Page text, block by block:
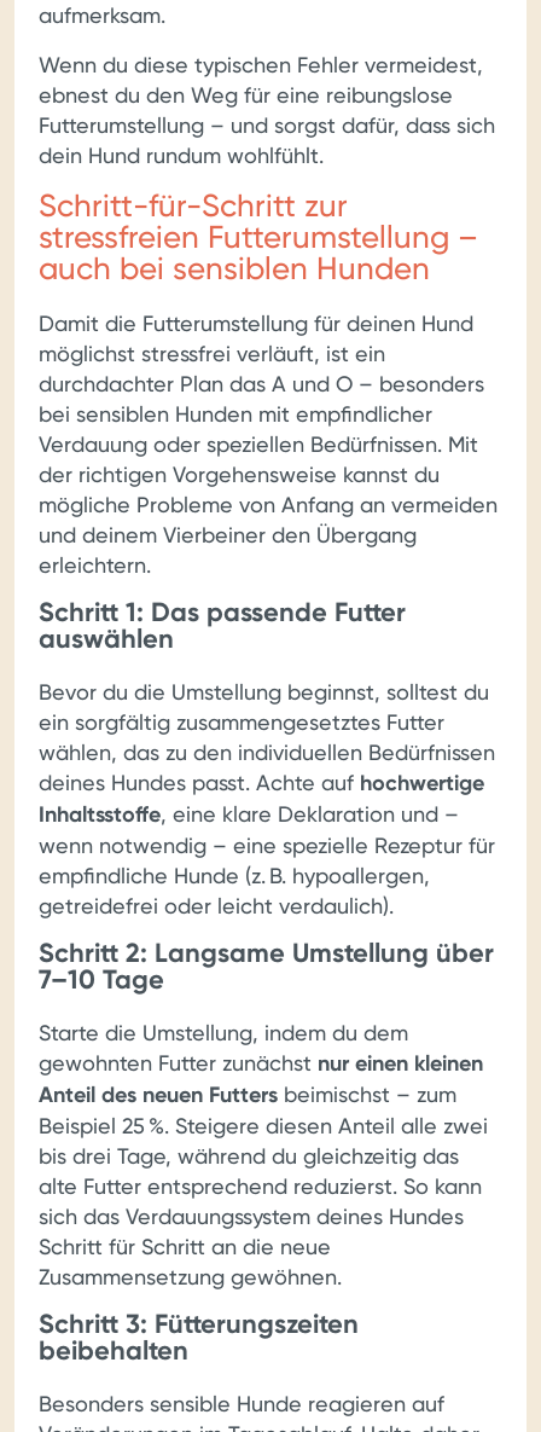
aufmerksam.
Wenn du diese typischen Fehler vermeidest,
ebnest du den Weg für eine reibungslose
Futterumstellung – und sorgst dafür, dass sich
dein Hund rundum wohlfühlt.
Schritt-für-Schritt zur
stressfreien Futterumstellung –
auch bei sensiblen Hunden
Damit die Futterumstellung für deinen Hund
möglichst stressfrei verläuft, ist ein
durchdachter Plan das A und O – besonders
bei sensiblen Hunden mit empfindlicher
Verdauung oder speziellen Bedürfnissen. Mit
der richtigen Vorgehensweise kannst du
mögliche Probleme von Anfang an vermeiden
und deinem Vierbeiner den Übergang
erleichtern.
Schritt 1: Das passende Futter
auswählen
Bevor du die Umstellung beginnst, solltest du
ein sorgfältig zusammengesetztes Futter
wählen, das zu den individuellen Bedürfnissen
deines Hundes passt. Achte auf hochwertige
Inhaltsstoffe, eine klare Deklaration und –
wenn notwendig – eine spezielle Rezeptur für
empfindliche Hunde (z. B. hypoallergen,
getreidefrei oder leicht verdaulich).
Schritt 2: Langsame Umstellung über
7–10 Tage
Starte die Umstellung, indem du dem
gewohnten Futter zunächst nur einen kleinen
Anteil des neuen Futters beimischst – zum
Beispiel 25 %. Steigere diesen Anteil alle zwei
bis drei Tage, während du gleichzeitig das
alte Futter entsprechend reduzierst. So kann
sich das Verdauungssystem deines Hundes
Schritt für Schritt an die neue
Zusammensetzung gewöhnen.
Schritt 3: Fütterungszeiten
beibehalten
Besonders sensible Hunde reagieren auf